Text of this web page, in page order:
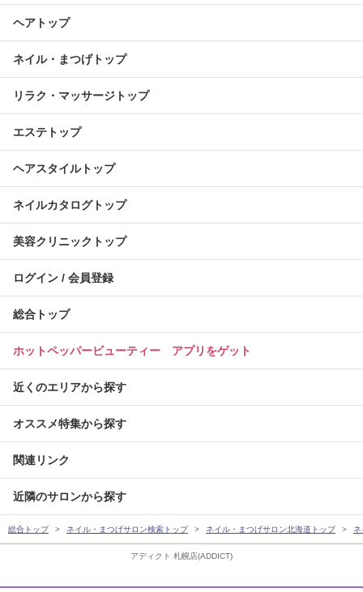
アディクト 札幌店(ADDICT)
ヘアトップ
ネイル・まつげトップ
リラク・マッサージトップ
エステトップ
ヘアスタイルトップ
ネイルカタログトップ
美容クリニックトップ
ログイン / 会員登録
総合トップ
ホットペッパービューティー アプリをゲット
近くのエリアから探す
オススメ特集から探す
関連リンク
近隣のサロンから探す
総合トップ ネイル・まつげサロン検索トップ ネイル・まつげサロン北海道トップ